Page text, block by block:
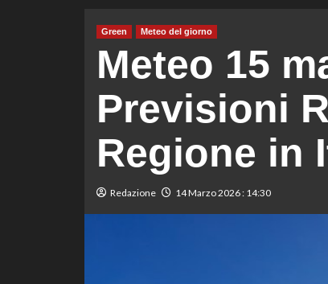
Green Meteo del giorno
Meteo 15
Previsioni
Regione in
Redazione 14 Marzo 2026 : 14:30